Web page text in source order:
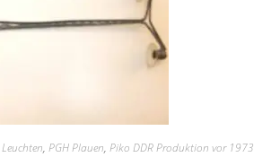
Leuchten, PGH Plauen, Piko DDR Produktion vor 1973